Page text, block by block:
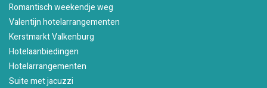
Romantisch weekendje weg
Valentijn hotelarrangementen
Kerstmarkt Valkenburg
Hotelaanbiedingen
Hotelarrangementen
Suite met jacuzzi